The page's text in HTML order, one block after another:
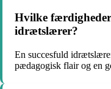
Hvilke færdigheder
idrætslærer?
En succesfuld
pædagogisk flair og en